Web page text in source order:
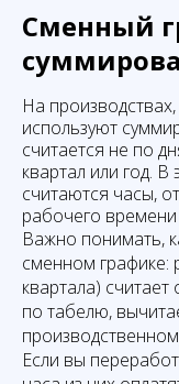
Сменный
На производствах,
используют
считается не по
квартал или год.
считаются часы,
рабочего времени
Важно понимать,
сменном графике:
квартала)
по табелю,
Если вы